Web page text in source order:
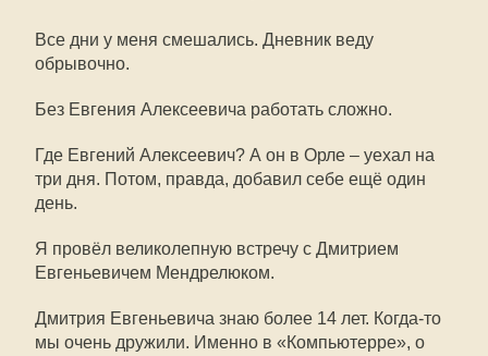
Все дни у меня смешались. Дневник веду
обрывочно.
Без Евгения Алексеевича работать сложно.
Где Евгений Алексеевич? А он в Орле – уехал на
три дня. Потом, правда, добавил себе ещё один
день.
Я провёл великолепную встречу с Дмитрием
Евгеньевичем Мендрелюком.
Дмитрия Евгеньевича знаю более 14 лет. Когда-то
мы очень дружили. Именно в «Компьютерре», о